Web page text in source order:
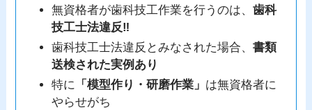
無資格者が歯科技工作業を行うのは、歯科
技工士法違反‼
歯科技工士法違反とみなされた場合、書類
送検された実例あり
特に 「模型作り・研磨作業」 は無資格者に
やらせがち